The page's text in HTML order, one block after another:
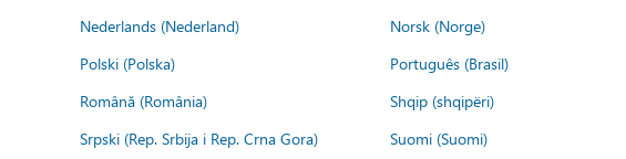
Nederlands (Nederland)
Norsk (Norge)
Polski (Polska)
Português (Brasil)
Română (România)
Shqip (shqipëri)
Srpski (Rep. Srbija i Rep. Crna Gora)
Suomi (Suomi)